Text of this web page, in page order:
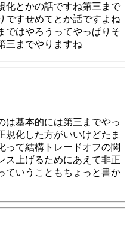
化とかの話ですね第三まで
ですせめてとか話ですよね
ではやろうってやっぱりそ
三までやりますね
は基本的には第三までやっ
規化した方がいいけどたま
って結構トレードオフの関
ス上げるためにあえて非正
ていうこともちょっと書か